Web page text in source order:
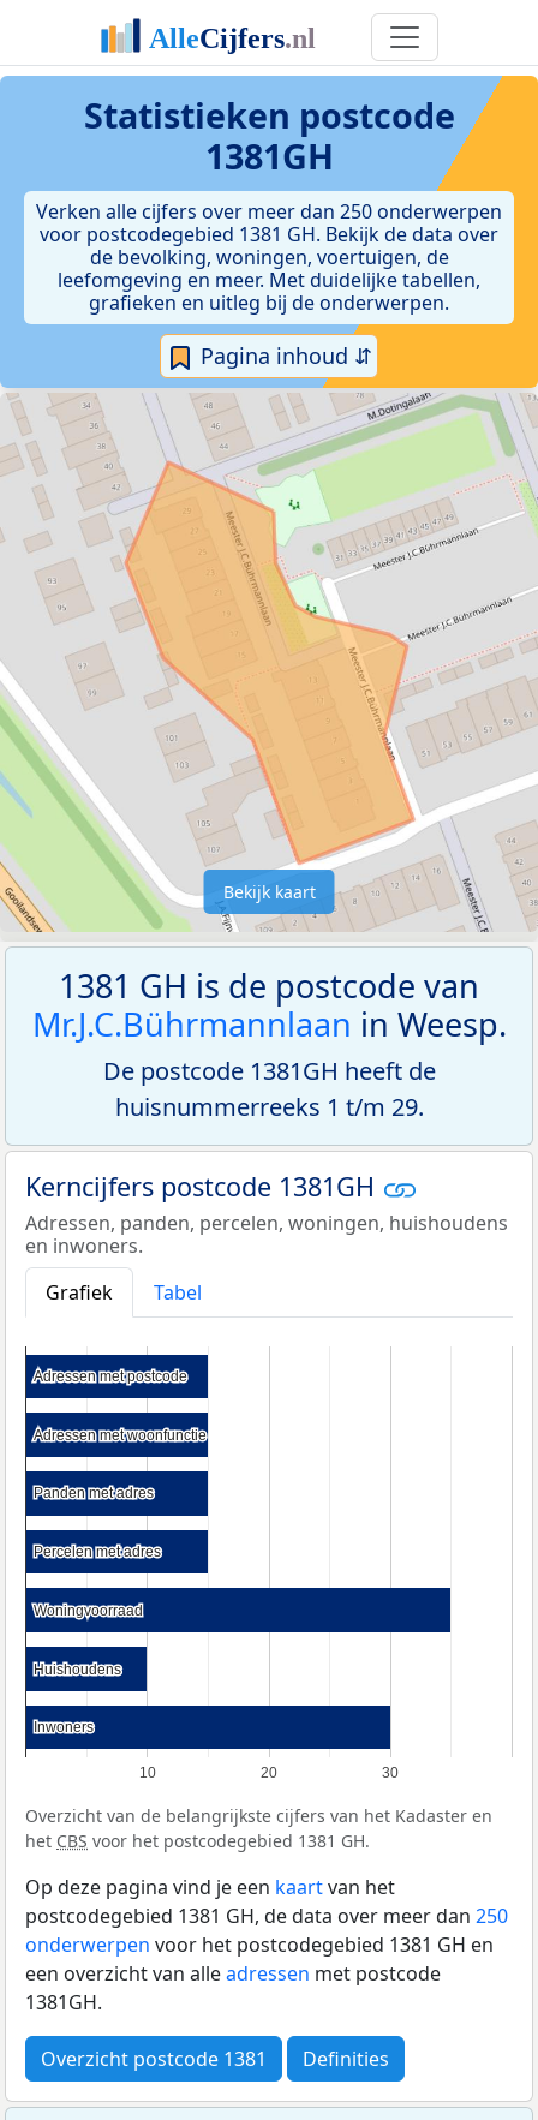
Statistieken postcode
1381GH
Verken alle cijfers over meer dan 250 onderwerpen
voor postcodegebied 1381 GH. Bekijk de data over
de bevolking, woningen, voertuigen, de
leefomgeving en meer. Met duidelijke tabellen,
grafieken en uitleg bij de onderwerpen.
Pagina inhoud ⇵
Bekijk kaart
1381 GH is de postcode van
Mr.J.C.Bührmannlaan in Weesp.
De postcode 1381GH heeft de
huisnummerreeks 1 t/m 29.
Kerncijfers postcode 1381GH
Adressen, panden, percelen, woningen, huishoudens
en inwoners.
Grafiek
Tabel
10 20 30
Adressen met postcode
Adressen met postcode
Adressen met woonfunctie
Adressen met woonfunctie
Panden met adres
Panden met adres
Percelen met adres
Percelen met adres
Woningvoorraad
Woningvoorraad
Huishoudens
Huishoudens
Inwoners
Inwoners
Overzicht van de belangrijkste cijfers van het Kadaster en
het CBS voor het postcodegebied 1381 GH.
Op deze pagina vind je een kaartvan het
postcodegebied 1381 GH, de data over meer dan 250
onderwerpen voor het postcodegebied 1381 GH en
een overzicht van alleadressen met postcode
1381GH.
Overzicht postcode 1381 Definities